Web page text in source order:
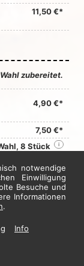
11,50 €*
zubereitet.
4,90 €*
7,50 €*
8 Stück
i
9,50 €*
ggf. abweichen.
Sie unter
notwendige
Einwilligung
Besuche und
Informationen
.
Info